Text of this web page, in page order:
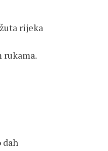
rijeka
rukama.
dah